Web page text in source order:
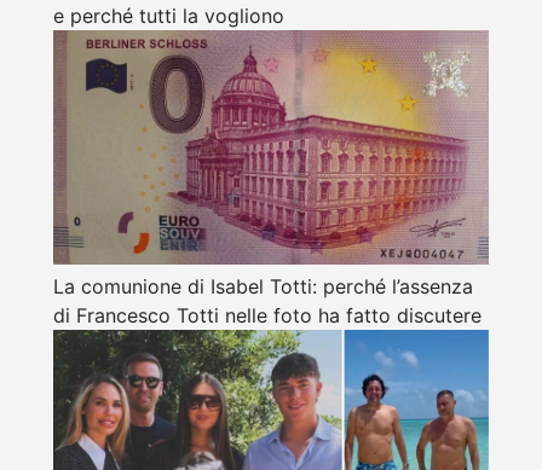
e perché tutti la vogliono
La comunione di Isabel Totti: perché l’assenza
di Francesco Totti nelle foto ha fatto discutere